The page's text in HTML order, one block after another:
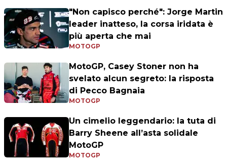
"Non capisco perché": Jorge Martin
leader inatteso, la corsa iridata è
più aperta che mai
MOTOGP
MotoGP, Casey Stoner non ha
svelato alcun segreto: la risposta
di Pecco Bagnaia
MOTOGP
Un cimelio leggendario: la tuta di
Barry Sheene all’asta solidale
MotoGP
MOTOGP